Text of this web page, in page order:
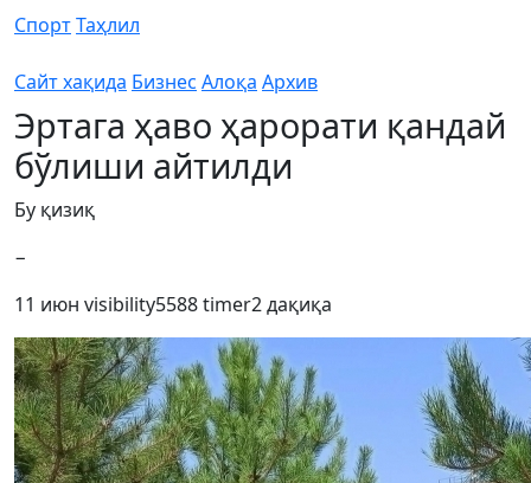
СпортТаҳлил
Сайт хақида Бизнес Алоқа Архив
Эртага ҳаво ҳарорати қандай
бўлиши айтилди
Бу қизиқ
−
11 июн visibility5588timer2 дақиқа